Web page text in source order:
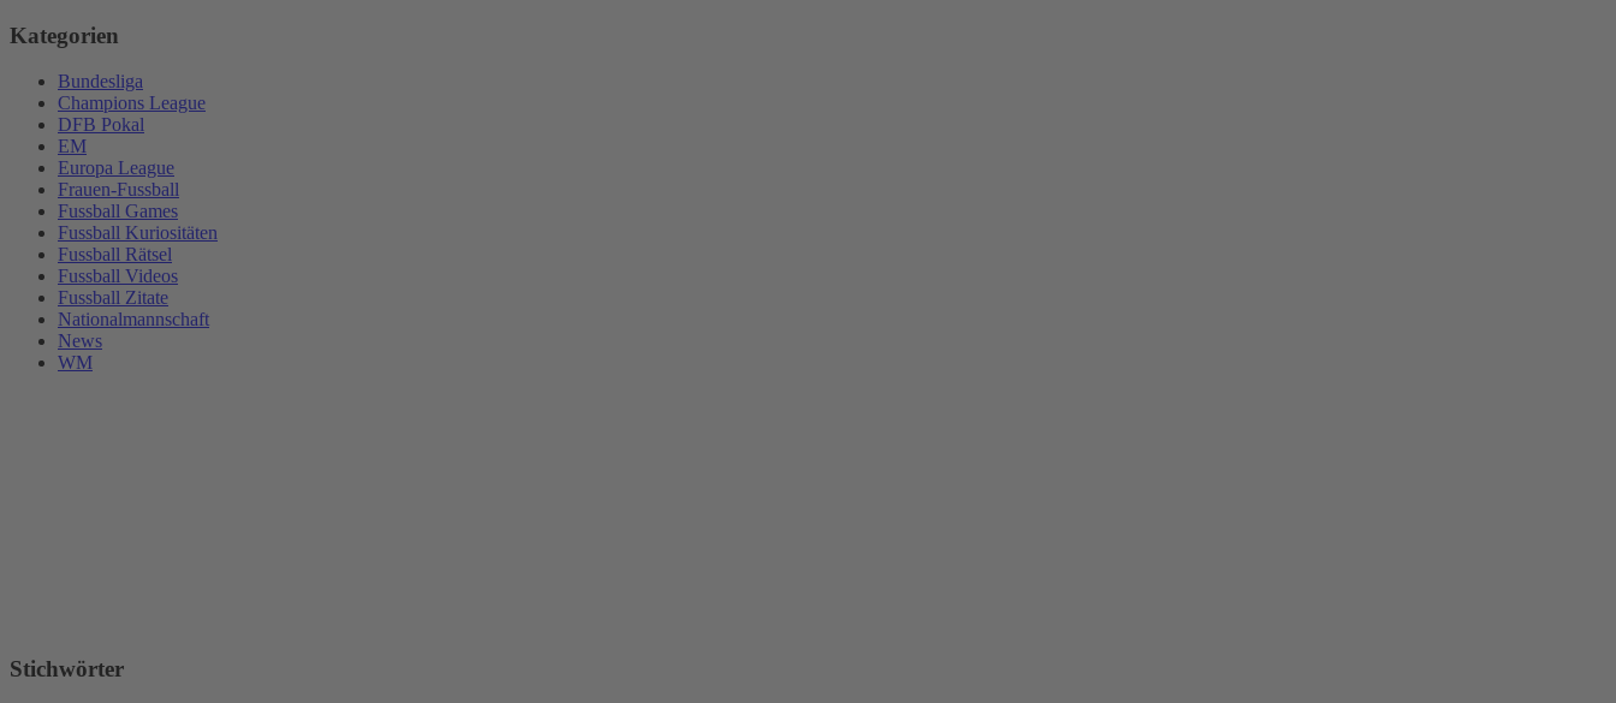
Kategorien
Bundesliga
Champions League
DFB Pokal
EM
Europa League
Frauen-Fussball
Fussball Games
Fussball Kuriositäten
Fussball Rätsel
Fussball Videos
Fussball Zitate
Nationalmannschaft
News
WM
Stichwörter